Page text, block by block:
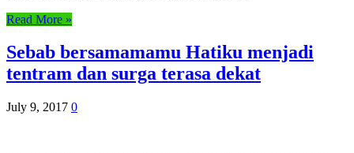
Read More »
Sebab bersamamamu Hatiku menjadi
tentram dan surga terasa dekat
July 9, 2017 0